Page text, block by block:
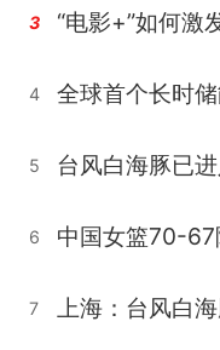
3
4
5 台风白海豚已
6 中国女篮70-67
7